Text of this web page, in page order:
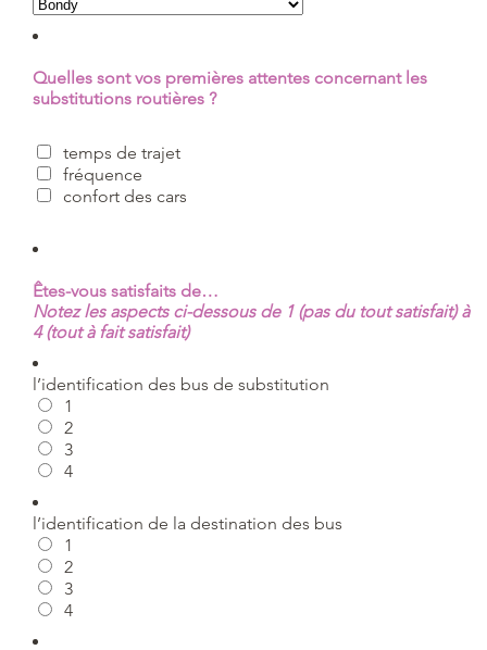
Quelles sont vos premières attentes concernant les
substitutions routières ?
temps de trajet
fréquence
confort des cars
Êtes-vous satisfaits de…
Notez les aspects ci-dessous de 1 (pas du tout satisfait) à
4 (tout à fait satisfait)
l’identification des bus de substitution
1
2
3
4
l’identification de la destination des bus
1
2
3
4